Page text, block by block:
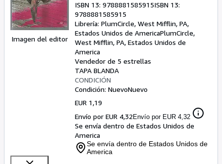
Imagen del editor
ISBN 13: 9788881585915ISBN 13:
9788881585915
Librería: PlumCircle, West Mifflin, PA,
Estados Unidos de AmericaPlumCircle,
West Mifflin, PA, Estados Unidos de
America
Vendedor de 5 estrellas
TAPA BLANDA
CONDICIÓN
Condición: NuevoNuevo
EUR 1,19
Envío por EUR 4,32Envío por EUR 4,32
Se envía dentro de Estados Unidos de
America
Se envía dentro de Estados Unidos de
America